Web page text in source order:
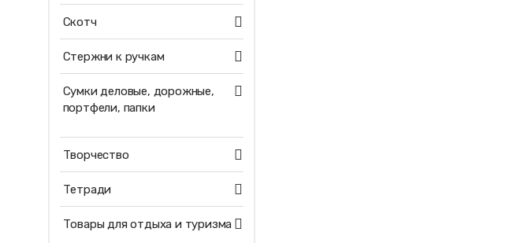
Скотч
Стержни к ручкам
Сумки деловые, дорожные,
портфели, папки
Творчество
Тетради
Товары для отдыха и туризма